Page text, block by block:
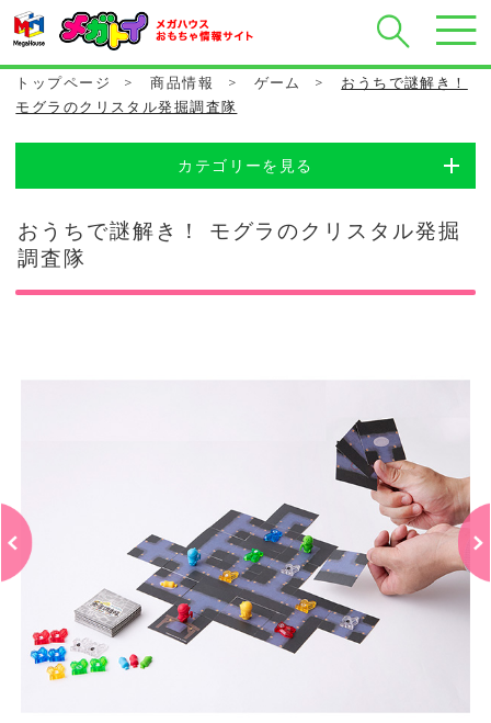
トップページ > 商品情報 > ゲーム >
おうちで謎解き！
モグラのクリスタル発掘調査隊
カテゴリーを見る
おうちで謎解き！ モグラのクリスタル発掘
調査隊